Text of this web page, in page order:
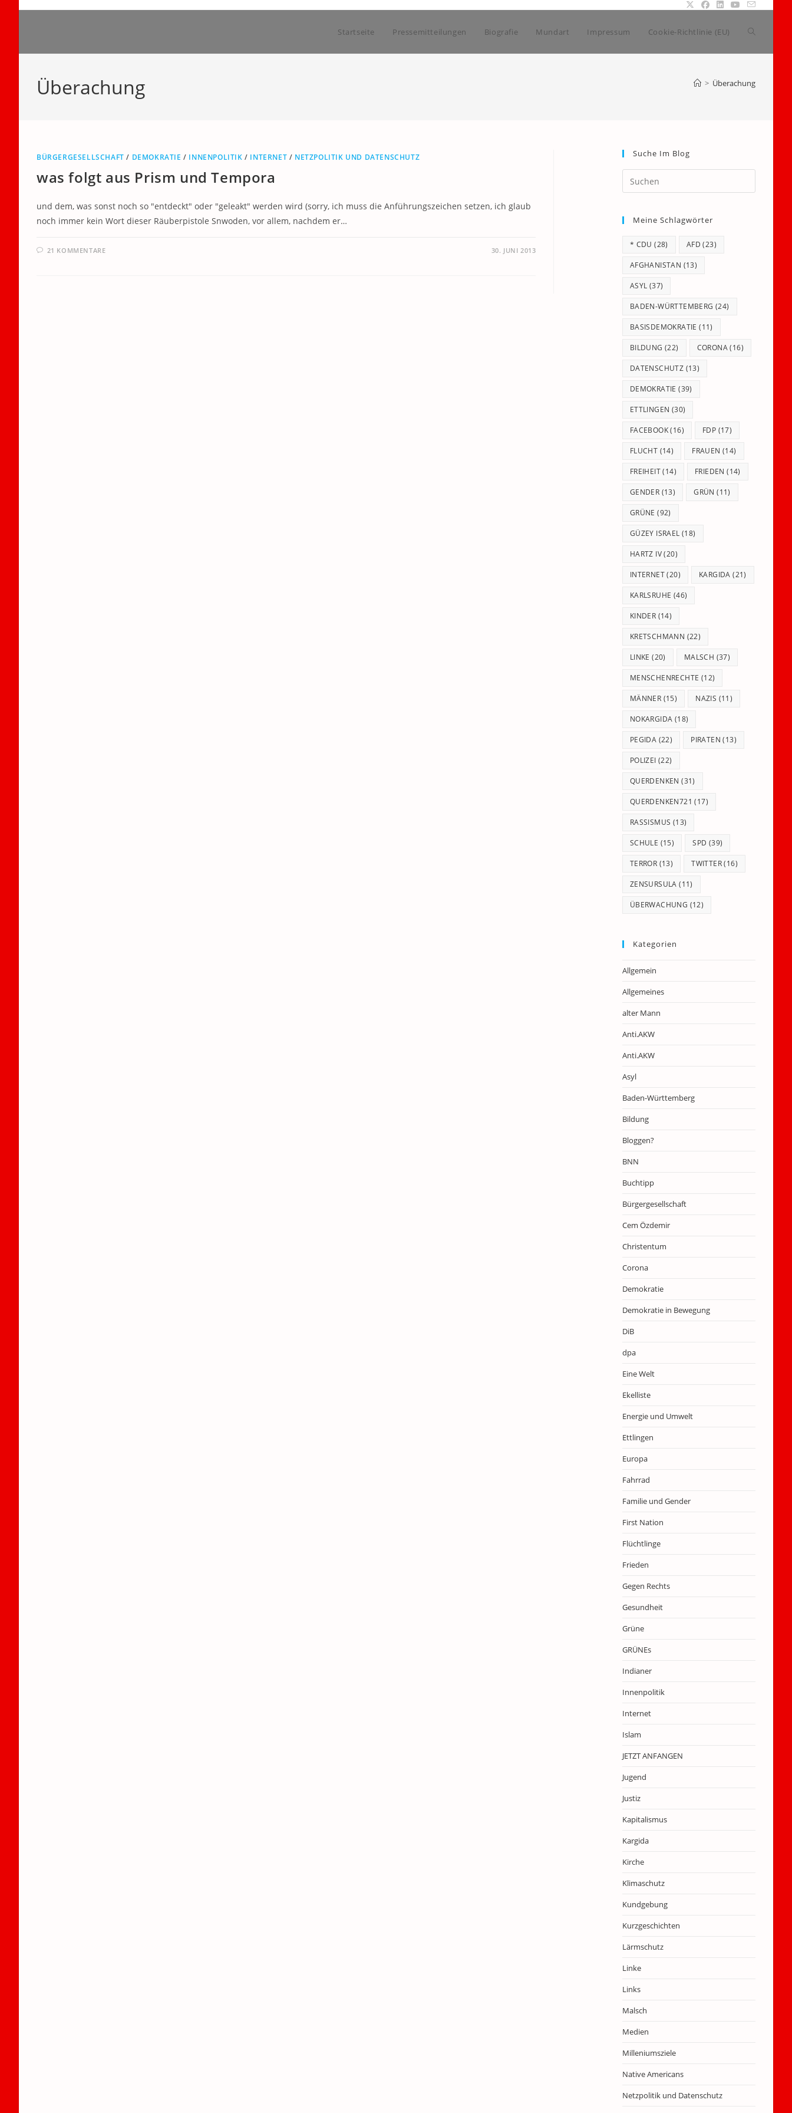
Startseite Pressemitteilungen Biografie Mundart Impressum Cookie-Richtlinie (EU) Website-
Überachung > Überachung
BÜRGERGESELLSCHAFT / DEMOKRATIE / INNENPOLITIK / INTERNET / NETZPOLITIK UND DATENSCHUTZ
was folgt aus Prism und Tempora
und dem, was sonst noch so "entdeckt" oder "geleakt" werden wird (sorry, ich muss die Anführungszeichen setzen, ich glaub
noch immer kein Wort dieser Räuberpistole Snwoden, vor allem, nachdem er…
21 KOMMENTARE 30. JUNI 2013
Suche Im Blog
Escape
Meine Schlagwörter
* CDU (28) AFD (23)
AFGHANISTAN (13)
ASYL (37)
BADEN-WÜRTTEMBERG (24)
BASISDEMOKRATIE (11)
BILDUNG (22) CORONA(16)
DATENSCHUTZ (13)
DEMOKRATIE (39)
ETTLINGEN (30)
FACEBOOK(16) FDP (17)
FLUCHT (14) FRAUEN (14)
FREIHEIT(14) FRIEDEN (14)
GENDER (13) GRÜN (11)
GRÜNE (92)
GÜZEY ISRAEL (18)
HARTZ IV(20)
INTERNET(20) KARGIDA (21)
KARLSRUHE (46)
KINDER (14)
KRETSCHMANN (22)
LINKE (20) MALSCH (37)
MENSCHENRECHTE (12)
MÄNNER (15) NAZIS (11)
NOKARGIDA (18)
PEGIDA (22) PIRATEN (13)
POLIZEI (22)
QUERDENKEN (31)
QUERDENKEN721 (17)
RASSISMUS (13)
SCHULE (15) SPD (39)
TERROR (13) TWITTER(16)
ZENSURSULA (11)
ÜBERWACHUNG (12)
Kategorien
Allgemein
Allgemeines
alter Mann
Anti.AKW
Anti.AKW
Asyl
Baden-Württemberg
Bildung
Bloggen?
BNN
Buchtipp
Bürgergesellschaft
Cem Özdemir
Christentum
Corona
Demokratie
Demokratie in Bewegung
DiB
dpa
Eine Welt
Ekelliste
Energie und Umwelt
Ettlingen
Europa
Fahrrad
Familie und Gender
First Nation
Flüchtlinge
Frieden
Gegen Rechts
Gesundheit
Grüne
GRÜNEs
Indianer
Innenpolitik
Internet
Islam
JETZT ANFANGEN
Jugend
Justiz
Kapitalismus
Kargida
Kirche
Klimaschutz
Kundgebung
Kurzgeschichten
Lärmschutz
Linke
Links
Malsch
Medien
Milleniumsziele
Native Americans
Netzpolitik und Datenschutz